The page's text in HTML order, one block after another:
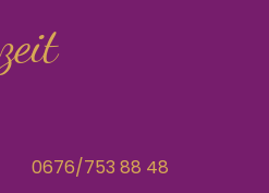
0676/753 88 48